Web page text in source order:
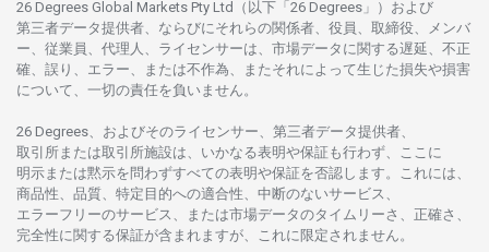
26 Degrees Global Markets Pty Ltd（以下「26 Degrees」） および
第三者データ提供者、ならびにそれらの関係者、役員、取締役、メンバ
ー、従業員、代理人、ライセンサーは、 市場データに関する遅延、不正
確、誤り、エラー、
または不作為、 またそれに よって生じた損失や損害
について、 一切の責任を負いません。
26 Degrees、 およびそのライセンサー、 第三者データ提供者、
取引所または取引所施設は、いかなる表明や保証も行わず、
ここに
明示または黙示を問わずすべての表明や保証を否認し ます。
これには、
商品性、品質、 特定目的への適合性、 中断のないサービス、
エラーフリーのサービス、 または市場データのタイムリーさ、正確さ、
完全性に関する保証が含まれますが、これに限定さ れません。